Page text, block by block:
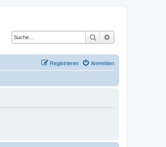
Suche
Anmelden
Registrieren